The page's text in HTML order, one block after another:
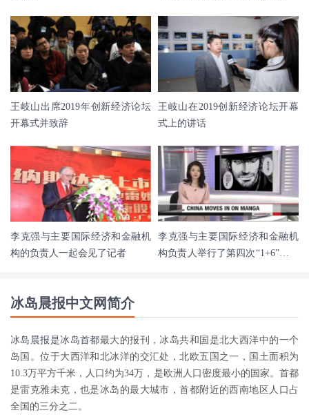
王岐山出席2019年创新经济论坛
开幕式并致辞
王岐山在2019创新经济论坛开幕
式上的讲话
李克强与主要国际经济和金融机
构的负责人一起会见了记者
李克强与主要国际经济和金融机
构负责人举行了第四次“1+6”圆桌
冰岛晨报中文网简介
冰岛晨报是冰岛首都最大的报刊，冰岛共和国是北大西洋中的一个
岛国。位于大西洋和北冰洋的交汇处，北欧五国之一，国土面积为
10.3万平方千米，人口约为34万，是欧洲人口密度最小的国家。首都
是雷克雅未克，也是冰岛的最大城市，首都附近的西南地区人口占
全国的三分之二。